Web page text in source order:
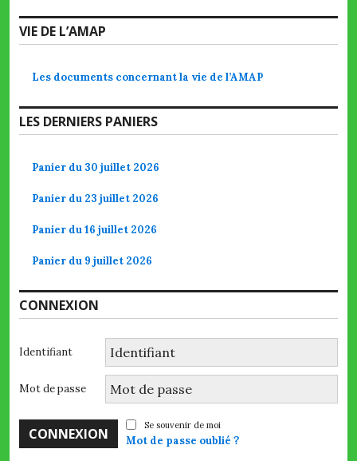
VIE DE L’AMAP
Les documents concernant la vie de l’AMAP
LES DERNIERS PANIERS
Panier du 30 juillet 2026
Panier du 23 juillet 2026
Panier du 16 juillet 2026
Panier du 9 juillet 2026
CONNEXION
Identifiant
Mot de passe
Se souvenir de moi
Mot de passe oublié ?